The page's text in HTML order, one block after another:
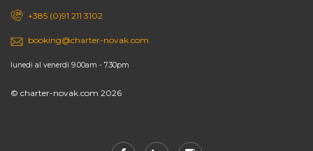
+385 (0)91 211 3102
booking@charter-novak.com
lunedi al venerdì 9.00am - 7.30pm
© charter-novak.com 2026